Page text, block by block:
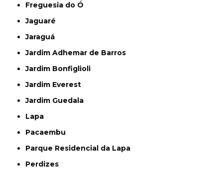
Freguesia do Ó
Jaguaré
Jaraguá
Jardim Adhemar de Barros
Jardim Bonfiglioli
Jardim Everest
Jardim Guedala
Lapa
Pacaembu
Parque Residencial da Lapa
Perdizes